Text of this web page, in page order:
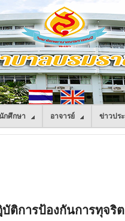
กศึกษา อาจารย์ ข่าวปร
ติการป้องกันการทุจริต